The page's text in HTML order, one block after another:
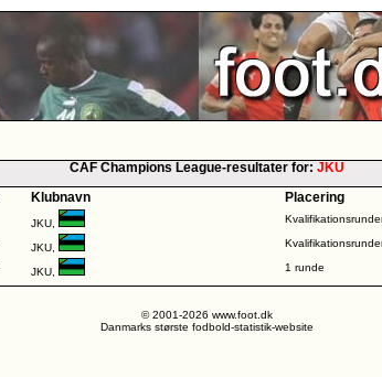
CAF Champions League-resultater for: JKU
Klubnavn Placering
JKU,
JKU,
JKU, 1 runde
© 2001-2026 www.foot.dk
Danmarks største fodbold-statistik-website